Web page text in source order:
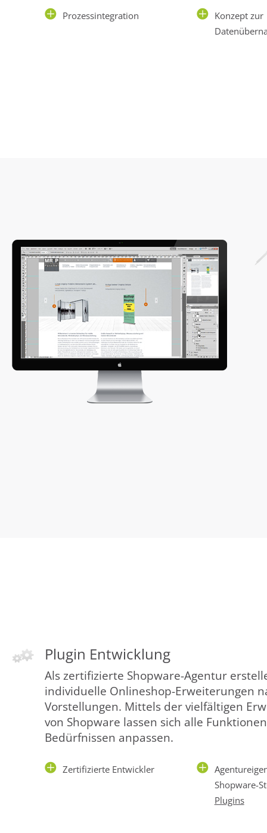
Prozessintegration
Konzept zur
Plugin Entwicklung
Als zertifizierte Shopware-Agentur
individuelle Onlineshop-Erweiterungen
Vorstellungen. Mittels der vielfältigen
von Shopware lassen sich alle
Bedürfnissen anpassen.
Zertifizierte Entwickler
Shopware-
Plugins